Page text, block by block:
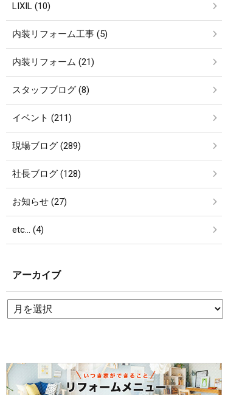
LIXIL (10)
内装リフォーム工事 (5)
内装リフォーム (21)
スタッフブログ (8)
イベント (211)
現場ブログ (289)
社長ブログ (128)
お知らせ (27)
etc… (4)
アーカイブ